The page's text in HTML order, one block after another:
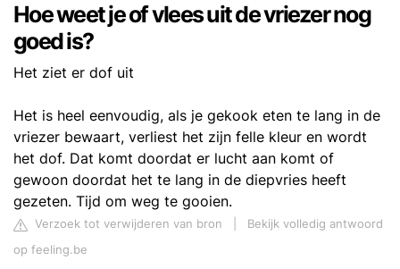
Hoe weet je of vlees uit de vriezer nog
goed is?
Het ziet er dof uit
Het is heel eenvoudig, als je gekook eten te lang in de
vriezer bewaart, verliest het zijn felle kleur en wordt
het dof. Dat komt doordat er lucht aan komt of
gewoon doordat het te lang in de diepvries heeft
gezeten. Tijd om weg te gooien.
Verzoek tot verwijderen van bron
Bekijk volledig antwoord
op feeling.be